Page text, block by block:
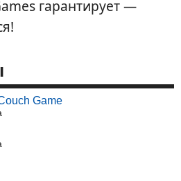
гарантирует —
Game